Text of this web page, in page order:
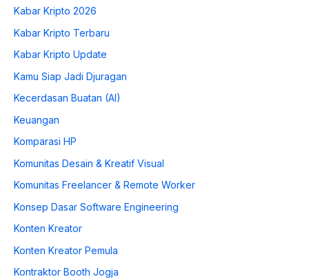
Kabar Kripto 2026
Kabar Kripto Terbaru
Kabar Kripto Update
Kamu Siap Jadi Djuragan
Kecerdasan Buatan (AI)
Keuangan
Komparasi HP
Komunitas Desain & Kreatif Visual
Komunitas Freelancer & Remote Worker
Konsep Dasar Software Engineering
Konten Kreator
Konten Kreator Pemula
Kontraktor Booth Jogja